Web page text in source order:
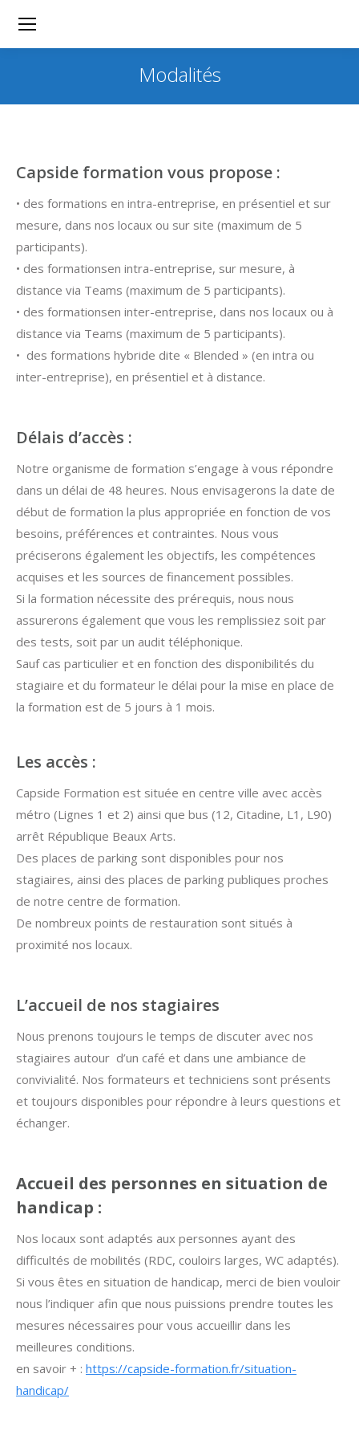
Modalités
Capside formation vous propose :
• des formations en intra-entreprise, en présentiel et sur
mesure, dans nos locaux ou sur site (maximum de 5
participants).
• des formationsen intra-entreprise, sur mesure, à
distance via Teams (maximum de 5 participants).
• des formationsen inter-entreprise, dans nos locaux ou à
distance via Teams (maximum de 5 participants).
• des formations hybride dite « Blended » (en intra ou
inter-entreprise), en présentiel et à distance.
Délais d’accès :
Notre organisme de formation s’engage à vous répondre
dans un délai de 48 heures. Nous envisagerons la date de
début de formation la plus appropriée en fonction de vos
besoins, préférences et contraintes. Nous vous
préciserons également les objectifs, les compétences
acquises et les sources de financement possibles.
Si la formation nécessite des prérequis, nous nous
assurerons également que vous les remplissiez soit par
des tests, soit par un audit téléphonique.
Sauf cas particulier et en fonction des disponibilités du
stagiaire et du formateur le délai pour la mise en place de
la formation est de 5 jours à 1 mois.
Les accès :
Capside Formation est située en centre ville avec accès
métro (Lignes 1 et 2) ainsi que bus (12, Citadine, L1, L90)
arrêt République Beaux Arts.
Des places de parking sont disponibles pour nos
stagiaires, ainsi des places de parking publiques proches
de notre centre de formation.
De nombreux points de restauration sont situés à
proximité nos locaux.
L’accueil de nos stagiaires
Nous prenons toujours le temps de discuter avec nos
stagiaires autour d’un café et dans une ambiance de
convivialité. Nos formateurs et techniciens sont présents
et toujours disponibles pour répondre à leurs questions et
échanger.
Accueil des personnes en situation de
handicap :
Nos locaux sont adaptés aux personnes ayant des
difficultés de mobilités (RDC, couloirs larges, WC adaptés).
Si vous êtes en situation de handicap, merci de bien vouloir
nous l’indiquer afin que nous puissions prendre toutes les
mesures nécessaires pour vous accueillir dans les
meilleures conditions.
en savoir + : https://capside-formation.fr/situation-
handicap/